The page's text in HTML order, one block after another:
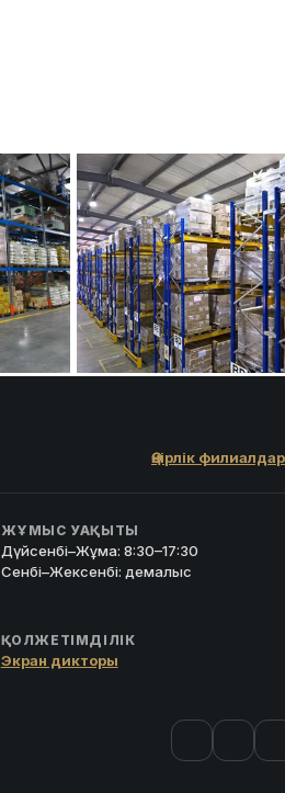
Өңірлік
ЖҰМЫС УАҚЫТЫ
Дүйсенбі–Жұма: 8:30–17:30
Сенбі–Жексенбі: демалыс
ҚОЛЖЕТІМДІЛІК
Экран дикторы